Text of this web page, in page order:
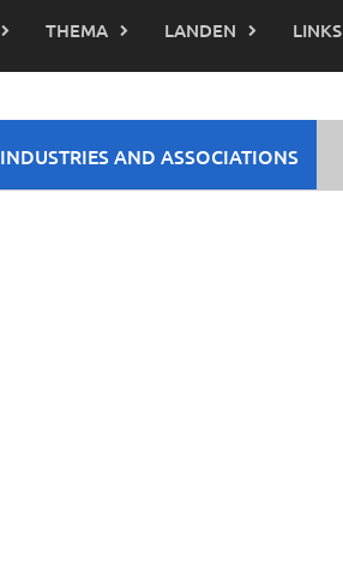
THEMA LANDEN LINKS
AND ASSOCIATIONS